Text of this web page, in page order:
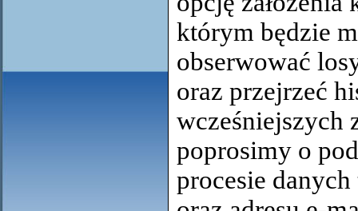
którym będzie
obserwować
oraz przejrzeć
wcześniejszych
poprosimy o
procesie